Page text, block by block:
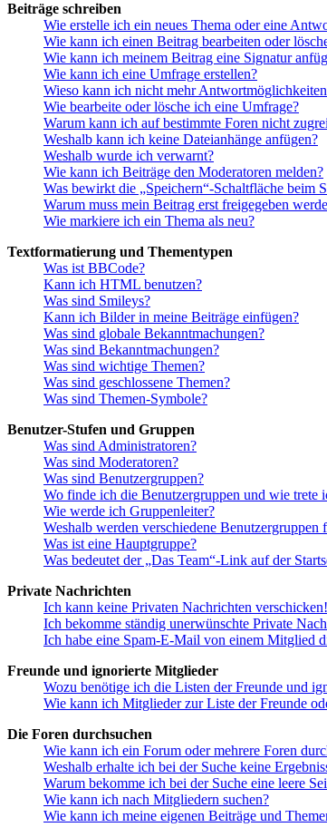
Beiträge schreiben
Wie erstelle ich ein neues Thema oder eine
Wie kann ich einen Beitrag bearbeiten oder
Wie kann ich meinem Beitrag eine Signatur
Wie kann ich eine Umfrage erstellen?
Wieso kann ich nicht mehr
Wie bearbeite oder lösche ich eine Umfrage?
Warum kann ich auf bestimmte Foren nicht
Weshalb kann ich keine Dateianhänge anfügen?
Weshalb wurde ich verwarnt?
Wie kann ich Beiträge den Moderatoren melden?
Was bewirkt die „Speichern“-Schaltfläche beim
Warum muss mein Beitrag erst freigegeben
Wie markiere ich ein Thema als neu?
Textformatierung und Thementypen
Was ist BBCode?
Kann ich HTML benutzen?
Was sind Smileys?
Kann ich Bilder in meine Beiträge einfügen?
Was sind globale Bekanntmachungen?
Was sind Bekanntmachungen?
Was sind wichtige Themen?
Was sind geschlossene Themen?
Was sind Themen-Symbole?
Benutzer-Stufen und Gruppen
Was sind Administratoren?
Was sind Moderatoren?
Was sind Benutzergruppen?
Wo finde ich die Benutzergruppen und wie trete
Wie werde ich Gruppenleiter?
Weshalb werden verschiedene Benutzergruppen
Was ist eine Hauptgruppe?
Was bedeutet der „Das Team“-Link auf der
Private Nachrichten
Ich kann keine Privaten Nachrichten verschicken!
Ich bekomme ständig unerwünschte Private
Ich habe eine Spam-E-Mail von einem Mitglied
Freunde und ignorierte Mitglieder
Wozu benötige ich die Listen der Freunde und
Wie kann ich Mitglieder zur Liste der Freunde
Die Foren durchsuchen
Wie kann ich ein Forum oder mehrere Foren
Weshalb erhalte ich bei der Suche keine
Warum bekomme ich bei der Suche eine leere
Wie kann ich nach Mitgliedern suchen?
Wie kann ich meine eigenen Beiträge und